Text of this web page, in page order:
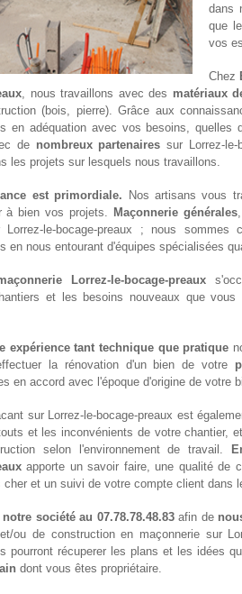
dans
que
vos
Chez
, nous travaillons avec des matériaux
(bois, pierre). Grâce aux
en adéquation avec vos besoins, quelles
de nombreux partenaires sur Lorrez-le-
les projets sur lesquels nous travaillons.
est primordiale. Nos artisans vous
à bien vos projets. Maçonnerie générales,
Lorrez-le-bocage-preaux ; nous sommes
en nous entourant d'équipes spécialisées
Lorrez-le-bocage-preaux
et les besoins nouveaux que
expérience tant technique que pratique
la rénovation d'un bien de votre
en accord avec l'époque d'origine de votre
sur Lorrez-le-bocage-preaux est
et les inconvénients de votre chantier,
selon l'environnement de travail.
apporte un savoir faire, une qualité de
cher et un suivi de votre compte client dans
société au 07.78.78.48.83afin de
et/ou de construction en maçonnerie sur
pourront récuperer les plans et les idées
dont vous êtes propriétaire.